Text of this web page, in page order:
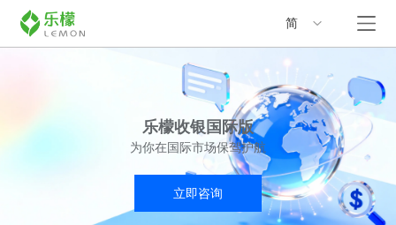
简
乐檬收银国际版
为你在国际市场保驾护航
立即咨询